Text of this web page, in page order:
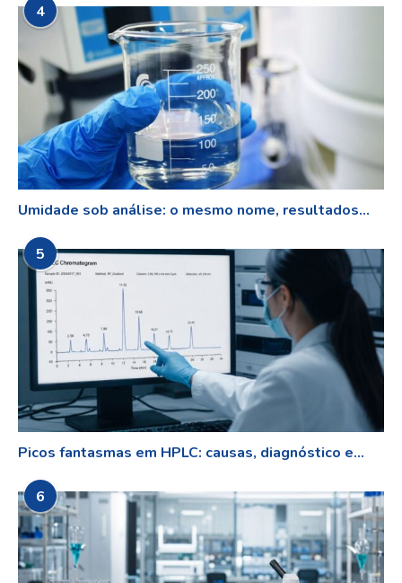
4
Umidade sob análise: o mesmo nome, resultados...
5
Picos fantasmas em HPLC: causas, diagnóstico e...
6